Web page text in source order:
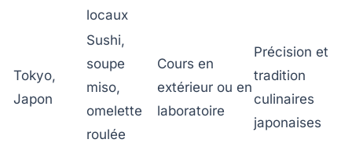
locaux
Tokyo,
Japon
Sushi,
soupe
miso,
omelette
roulée
Cours en
extérieur ou en
laboratoire
Précision et
tradition
culinaires
japonaises